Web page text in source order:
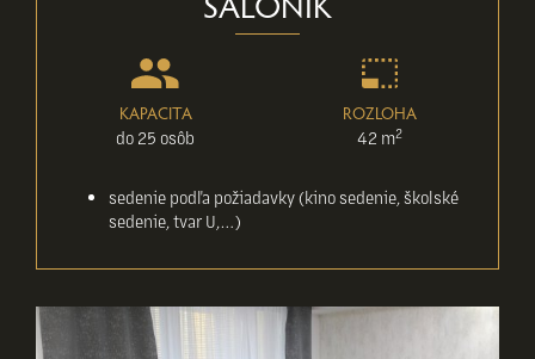
KAPACITA
do 25 osôb
ROZLOHA
42 m2
sedenie podľa požiadavky (kino sedenie, školské
sedenie, tvar U,…)